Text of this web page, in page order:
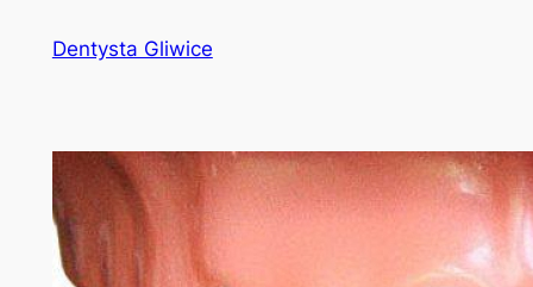
Dentysta Gliwice